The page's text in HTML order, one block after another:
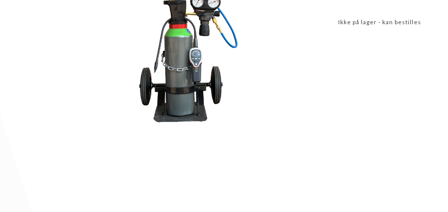
Ikke på lager - kan bestilles